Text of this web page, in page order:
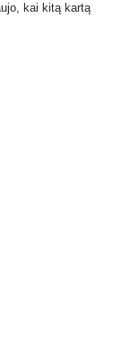
kai kitą kartą